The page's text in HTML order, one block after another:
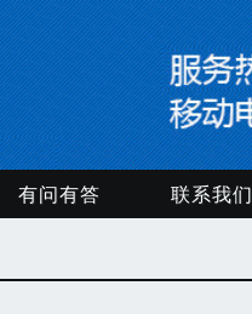
有问有答 联系我们